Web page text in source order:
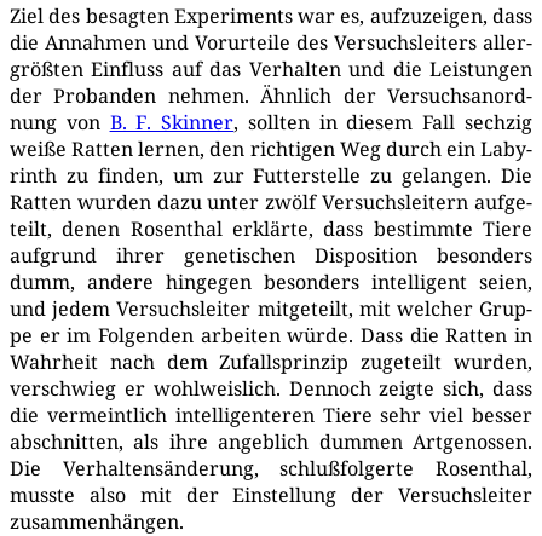
Ziel des besag­ten Expe­ri­ments war es, auf­zu­zei­gen, dass
die Annah­men und Vor­ur­tei­le des Ver­suchs­lei­ters aller­
größ­ten Ein­fluss auf das Ver­hal­ten und die Leis­tun­gen
der Pro­ban­den neh­men. Ähn­lich der Ver­suchs­an­ord­
nung von B. F. Skin­ner, soll­ten in die­sem Fall sech­zig
wei­ße Rat­ten ler­nen, den rich­ti­gen Weg durch ein Laby­
rinth zu fin­den, um zur Fut­ter­stel­le zu gelan­gen. Die
Rat­ten wur­den dazu unter zwölf Ver­suchs­lei­tern auf­ge­
teilt, denen Rosen­thal erklär­te, dass bestimm­te Tie­re
auf­grund ihrer gene­ti­schen Dis­po­si­ti­on beson­ders
dumm, ande­re hin­ge­gen beson­ders intel­li­gent sei­en,
und jedem Ver­suchs­lei­ter mit­ge­teilt, mit wel­cher Grup­
pe er im Fol­gen­den arbei­ten wür­de. Dass die Rat­ten in
Wahr­heit nach dem Zufalls­prin­zip zuge­teilt wur­den,
ver­schwieg er wohl­weis­lich. Den­noch zeig­te sich, dass
die ver­meint­lich intel­li­gen­te­ren Tie­re sehr viel bes­ser
abschnit­ten, als ihre angeb­lich dum­men Art­ge­nos­sen.
Die Ver­hal­tens­än­de­rung, schluß­fol­ger­te Rosen­thal,
muss­te also mit der Ein­stel­lung der Ver­suchs­lei­ter
zusammenhängen.